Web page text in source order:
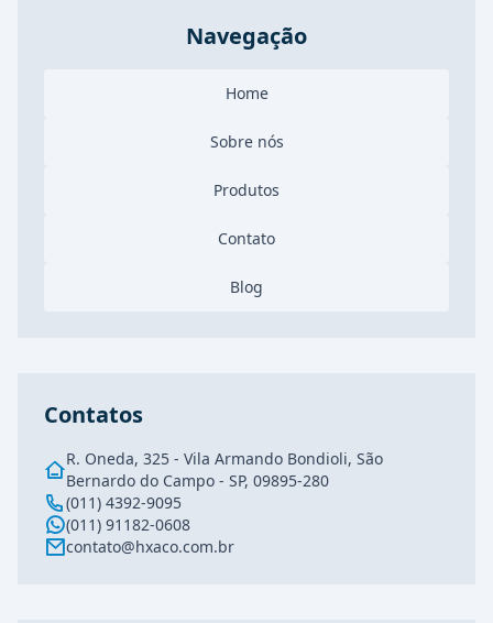
Navegação
Home
Sobre nós
Produtos
Contato
Blog
Contatos
R. Oneda, 325 - Vila Armando Bondioli, São
Bernardo do Campo - SP, 09895-280
(011) 4392-9095
(011) 91182-0608
contato@hxaco.com.br